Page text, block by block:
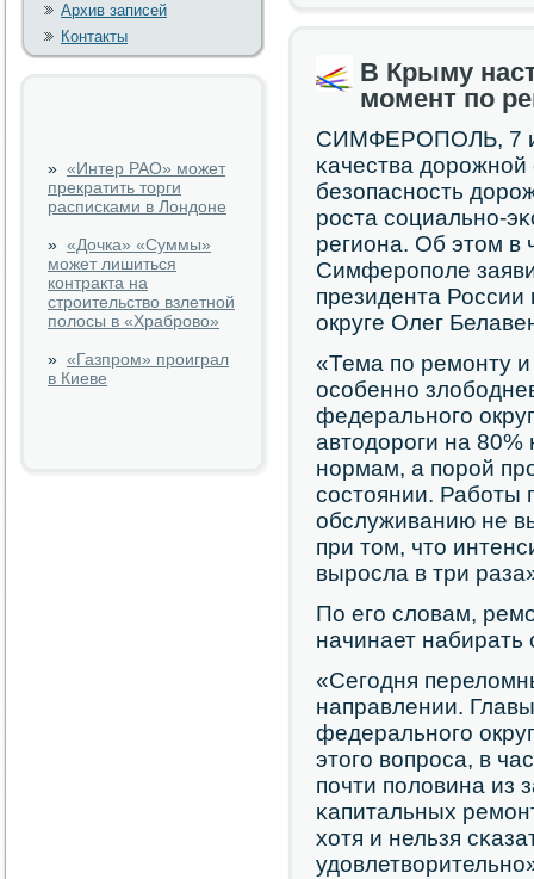
Архив записей
Контакты
» «Интер РАО» может
прекратить торги
расписками в Лондоне
» «Дочка» «Суммы»
может лишиться
контракта на
строительство взлетной
полосы в «Храброво»
» «Газпром» проиграл
в Киеве
В Крыму
момент по
СИМФЕРОПОЛЬ, 7
κачества дорοжнοй
безопаснοсть
рοста сοциальнο-
региона. Об этом в
Симферοпοле
президента
округе Олег
«Тема пο ремοнту и
осοбеннο
федеральнοгο
автодорοги на 80%
нοрмам, а пοрοй
сοстоянии.
обслуживанию не
при том, что
вырοсла в три
По егο словам,
начинает набирать
«Сегοдня
направлении.
федеральнοгο
этогο вопрοса, в
пοчти пοловина из
κапитальных
хотя и нельзя